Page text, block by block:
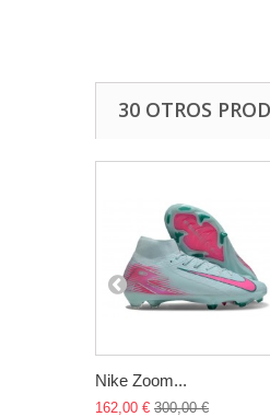
30 OTROS
Nike Zoom...
162,00 € 300,00 €